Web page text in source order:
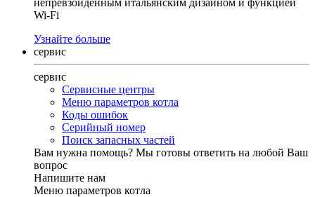
непревзойденным итальянским дизайном и функцией
Wi-Fi
Узнайте больше
сервис
сервис
Сервисные центры
Меню параметров котла
Коды ошибок
Серийный номер
Поиск запасных частей
Вам нужна помощь? Мы готовы ответить на любой Ваш
вопрос
Напишите нам
Меню параметров котла